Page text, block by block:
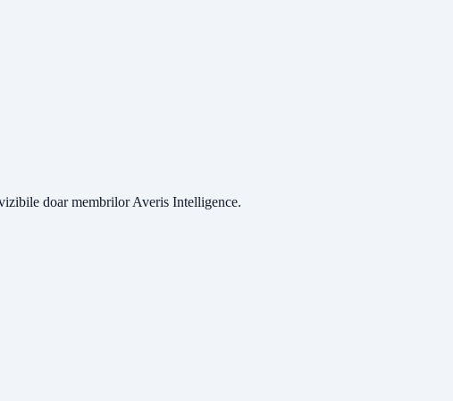
doar membrilor Averis Intelligence.